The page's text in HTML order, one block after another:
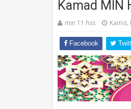
Kamad MIN
min 11 hss Kamis,
Facebook